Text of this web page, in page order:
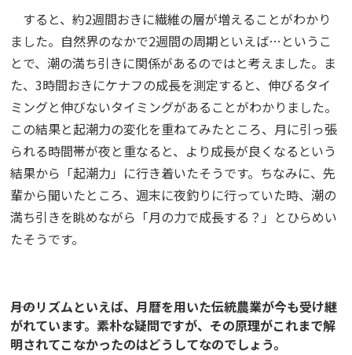
すると、約2週間おきに繊維の層が増えることがわかり
ました。自然界のなかで2週間の周期といえば…というこ
とで、潮の満ち引きに関係があるのではと考えました。ま
た、3時間おきにケナフの成長を測定すると、伸びるタイ
ミングと伸びないタイミングがあることがわかりました。
この結果と起潮力の変化を重ねてみたところ、月に引っ張
られる時間帯が夜と重なると、より成長が良くなるという
結果から「起潮力」に行き着いたそうです。ちなみに、先
輩から聞いたところ、週末に夜釣りに行っていた時、潮の
満ち引きを眺めながら「月の力で成長する？」とひらめい
たそうです。
――月のリズムといえば、月暦を用いた伝統農業が今も受け継
がれています。素朴な疑問ですが、その原理がこれまで解
明されてこなかったのはどうしてなのでしょう。